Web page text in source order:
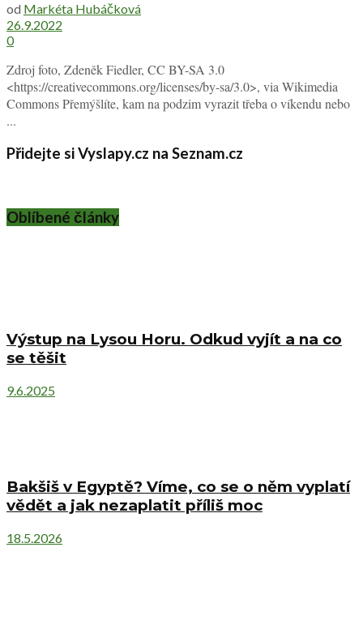
od Markéta Hubáčková
26.9.2022
0
Zdroj foto, Zdeněk Fiedler, CC BY-SA 3.0
<https://creativecommons.org/licenses/by-sa/3.0>, via Wikimedia
Commons Přemýšlíte, kam na podzim vyrazit třeba o víkendu nebo
...
Přidejte si Vyslapy.cz na Seznam.cz
Oblíbené články
Výstup na Lysou Horu. Odkud vyjít a na co
se těšit
9.6.2025
Bakšiš v Egyptě? Víme, co se o něm vyplatí
vědět a jak nezaplatit příliš moc
18.5.2026